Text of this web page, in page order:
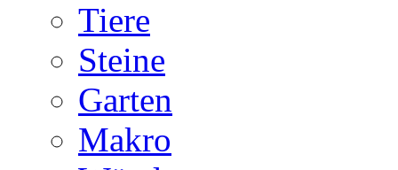
Tiere
Steine
Garten
Makro